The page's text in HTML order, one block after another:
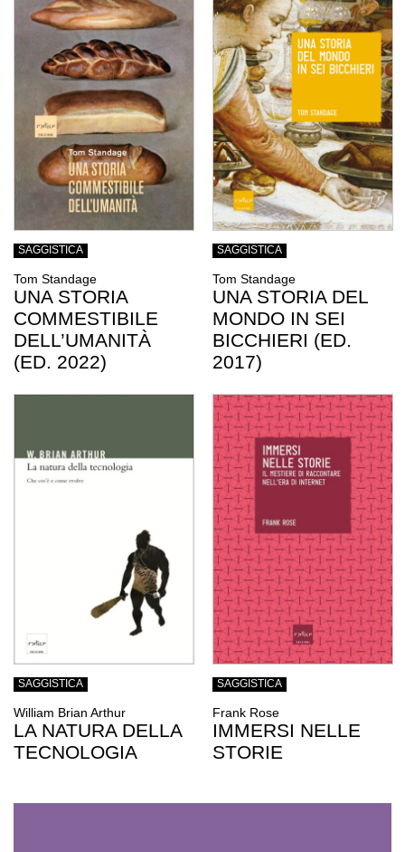
SAGGISTICA
Tom Standage
UNA STORIA
COMMESTIBILE
DELL’UMANITÀ
(ED. 2022)
SAGGISTICA
Tom Standage
UNA STORIA DEL
MONDO IN SEI
BICCHIERI (ED.
2017)
SAGGISTICA
William Brian Arthur
LA NATURA DELLA
TECNOLOGIA
SAGGISTICA
Frank Rose
IMMERSI NELLE
STORIE